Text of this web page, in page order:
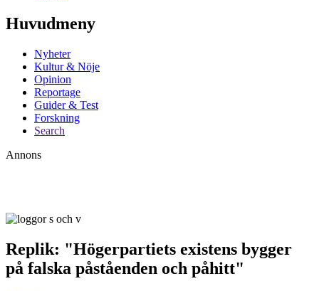
Huvudmeny
Nyheter
Kultur & Nöje
Opinion
Reportage
Guider & Test
Forskning
Search
Annons
Replik: "Högerpartiets existens bygger
på falska påståenden och påhitt"